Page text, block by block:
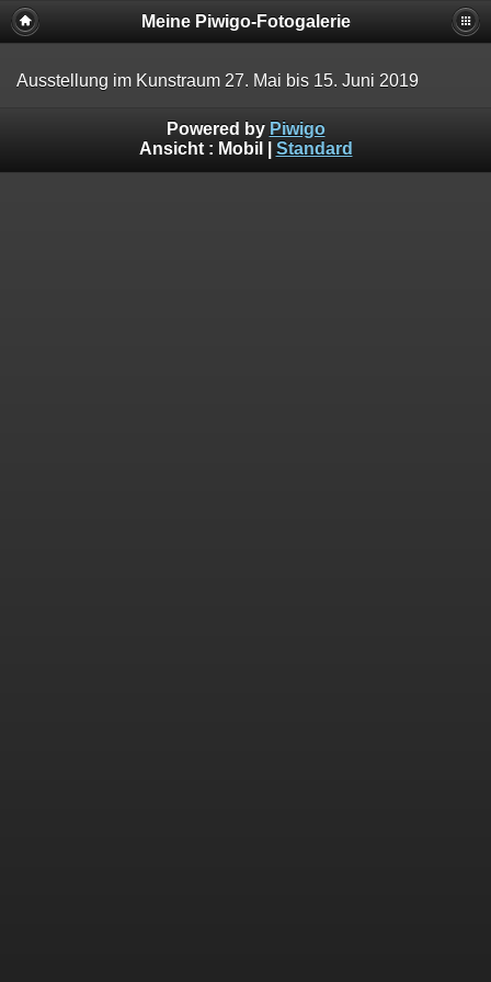
Meine Piwigo-Fotogalerie
Ausstellung im Kunstraum 27. Mai bis 15. Juni 2019
Powered by Piwigo
Ansicht : Mobil Standard